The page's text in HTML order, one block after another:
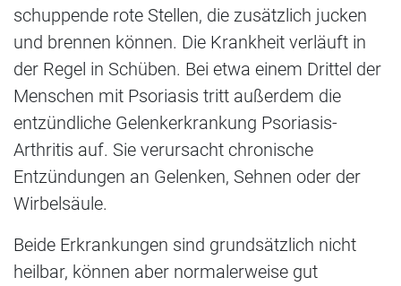
schuppende rote Stellen, die zusätzlich jucken
und brennen können. Die Krankheit verläuft in
der Regel in Schüben. Bei etwa einem Drittel der
Menschen mit Psoriasis tritt außerdem die
entzündliche Gelenkerkrankung Psoriasis-
Arthritis auf. Sie verursacht chronische
Entzündungen an Gelenken, Sehnen oder der
Wirbelsäule.
Beide Erkrankungen sind grundsätzlich nicht
heilbar, können aber normalerweise gut